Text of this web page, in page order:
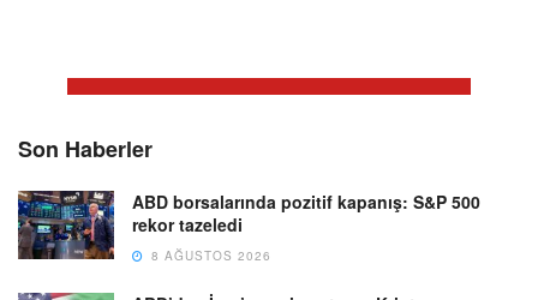
Son Haberler
ABD borsalarında pozitif kapanış: S&P 500
rekor tazeledi
8 AĞUSTOS 2026